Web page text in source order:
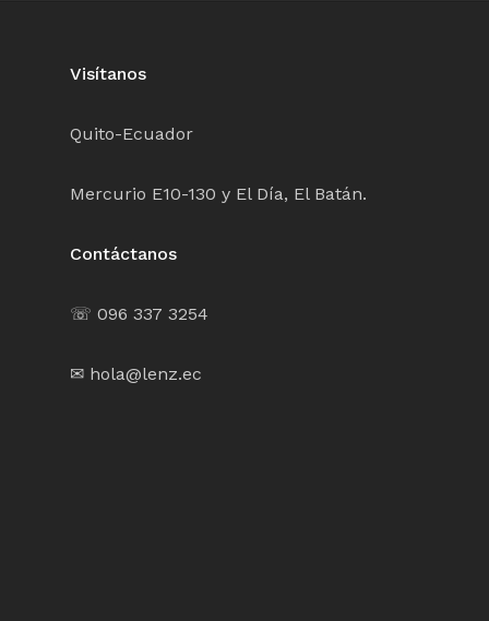
Visítanos
Quito-Ecuador
Mercurio E10-130 y El Día, El Batán.
Contáctanos
☏ 096 337 3254
✉ hola@lenz.ec